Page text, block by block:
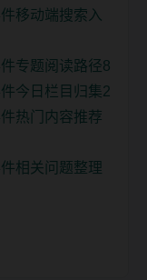
移动端搜索入
专题阅读路径8
今日栏目归集2
热门内容推荐
相关问题整理